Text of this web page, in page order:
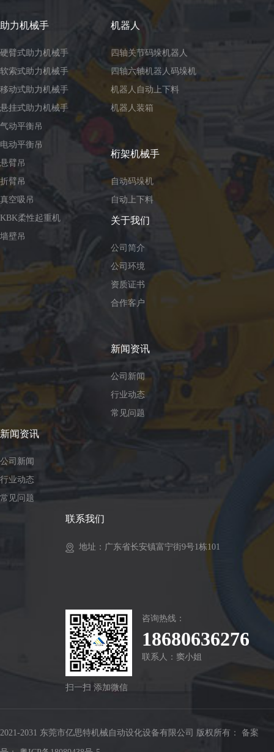
助力机械手
硬臂式助力机械手
软索式助力机械手
移动式助力机械手
悬挂式助力机械手
气动平衡吊
电动平衡吊
悬臂吊
折臂吊
真空吸吊
KBK柔性起重机
墙壁吊
机器人
四轴关节码垛机器人
四轴六轴机器人码垛机
机器人自动上下料
机器人装箱
桁架机械手
自动码垛机
自动上下料
关于我们
公司简介
公司环境
资质证书
合作客户
新闻资讯
公司新闻
行业动态
常见问题
新闻资讯
公司新闻
行业动态
常见问题
联系我们
地址：广东省长安镇富宁街9号1栋101
扫一扫 添加微信
咨询热线：
18680636276
联系人：窦小姐
2021-2031 东莞市亿思特机械自动设化设备有限公司 版权所有： 备案